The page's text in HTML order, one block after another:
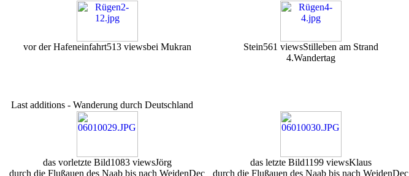
vor der Hafeneinfahrt513 viewsbei Mukran Stein561 viewsStilleben am Strand
4.Wandertag
Last additions - Wanderung durch Deutschland
das vorletzte Bild1083 viewsJörg
durch die Flußauen des Naab bis nach WeidenDec
das letzte Bild1199 viewsKlaus
durch die Flußauen des Naab bis nach WeidenDec